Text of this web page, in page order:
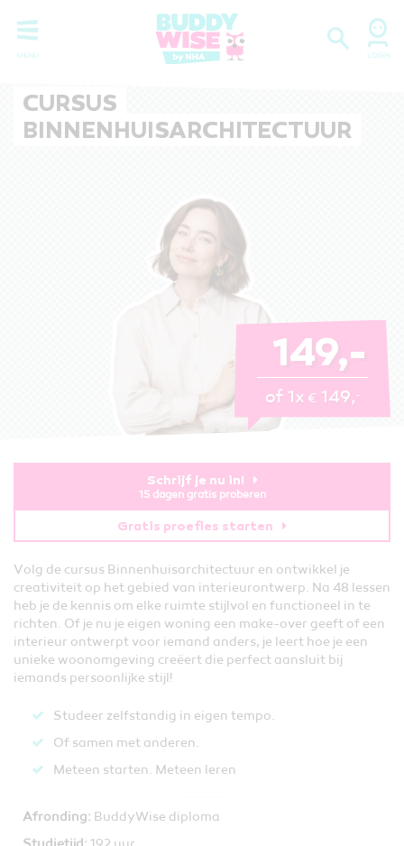
CURSUS
BINNENHUISARCHITECTUUR
149,-
of 1x € 149,-
Volg de cursus Binnenhuisarchitectuur en ontwikkel je
creativiteit op het gebied van interieurontwerp. Na 48 lessen
heb je de kennis om elke ruimte stijlvol en functioneel in te
richten. Of je nu je eigen woning een make-over geeft of een
interieur ontwerpt voor iemand anders, je leert hoe je een
unieke woonomgeving creëert die perfect aansluit bij
iemands persoonlijke stijl!
Schrijf je nu in!
15 dagen gratis proberen
Gratis proefles starten
Studeer zelfstandig in eigen tempo.
Of samen met anderen.
Meteen starten. Meteen leren​
Afronding: BuddyWise diploma